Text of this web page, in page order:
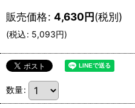
販売価格: 4,630円(税別)
(税込: 5,093円)
数量: